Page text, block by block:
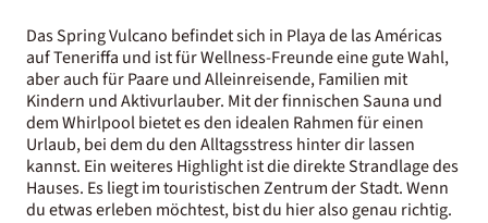
Das Spring Vulcano befindet sich in Playa de las Américas
auf Teneriffa und ist für Wellness-Freunde eine gute Wahl,
aber auch für Paare und Alleinreisende, Familien mit
Kindern und Aktivurlauber. Mit der finnischen Sauna und
dem Whirlpool bietet es den idealen Rahmen für einen
Urlaub, bei dem du den Alltagsstress hinter dir lassen
kannst. Ein weiteres Highlight ist die direkte Strandlage des
Hauses. Es liegt im touristischen Zentrum der Stadt. Wenn
du etwas erleben möchtest, bist du hier also genau richtig.